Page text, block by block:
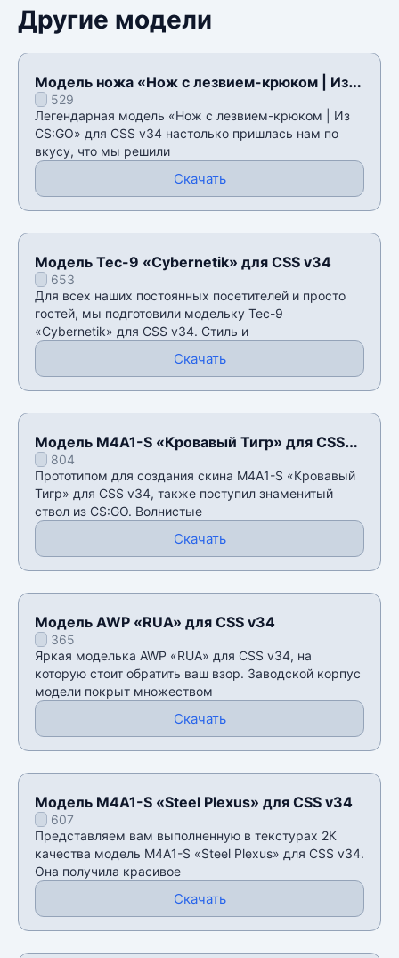
Другие модели
Модель ножа «Нож с лезвием-крюком | Из
CS:GO» для CSS v34
529
Легендарная модель «Нож с лезвием-крюком | Из
CS:GO» для CSS v34 настолько пришлась нам по
вкусу, что мы решили
Скачать
Модель Tec-9 «Cybernetik» для CSS v34
653
Для всех наших постоянных посетителей и просто
гостей, мы подготовили модельку Tec-9
«Cybernetik» для CSS v34. Стиль и
Скачать
Модель M4A1-S «Кровавый Тигр» для CSS
v34804
Прототипом для создания скина M4A1-S «Кровавый
Тигр» для CSS v34, также поступил знаменитый
ствол из CS:GO. Волнистые
Скачать
Модель AWP «RUA» для CSS v34
365
Яркая моделька AWP «RUA» для CSS v34, на
которую стоит обратить ваш взор. Заводской корпус
модели покрыт множеством
Скачать
Модель M4A1-S «Steel Plexus» для CSS v34
607
Представляем вам выполненную в текстурах 2К
качества модель M4A1-S «Steel Plexus» для CSS v34.
Она получила красивое
Скачать